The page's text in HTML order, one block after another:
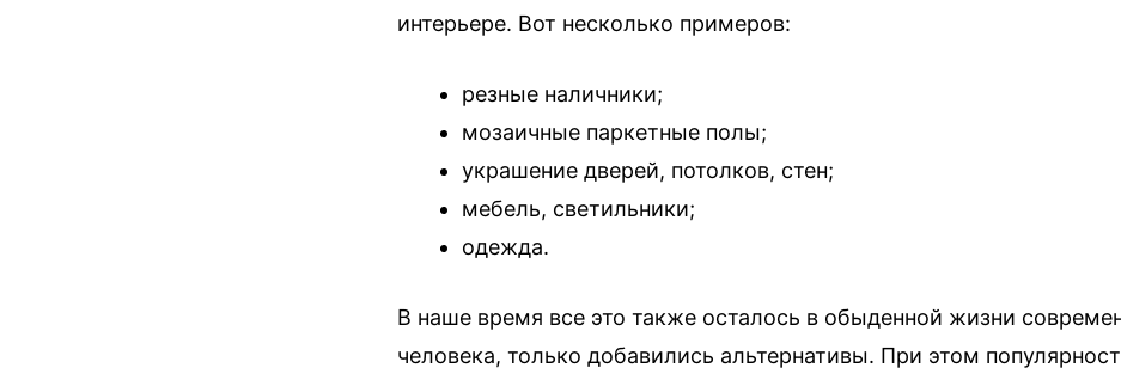
интерьере. Вот несколько примеров:
резные наличники;
мозаичные паркетные полы;
украшение дверей, потолков, стен;
мебель, светильники;
одежда.
В наше время все это также осталось в обыденной жизни
человека, только добавились альтернативы. При этом